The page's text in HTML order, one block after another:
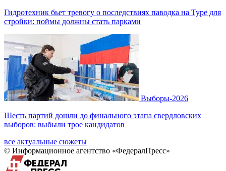
Гидротехник бьет тревогу о последствиях паводка на Туре для
стройки: поймы должны стать парками
Выборы-2026
Шесть партий дошли до финального этапа свердловских
выборов: выбыли трое кандидатов
все актуальные сюжеты
© Информационное агентство «ФедералПресс»